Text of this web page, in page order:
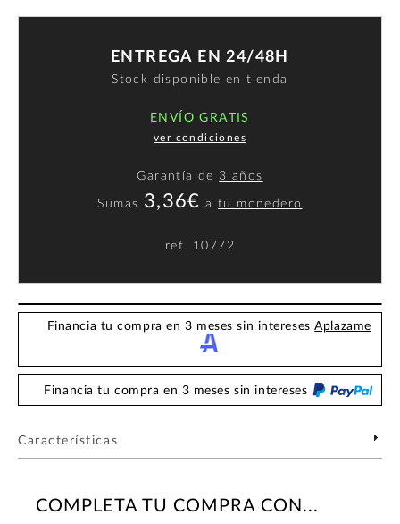
ENTREGA EN 24/48H
Stock disponible en tienda
ENVÍO GRATIS
ver condiciones
Garantía de 3 años
Sumas 3,36€ atu monedero
ref. 10772
Financia tu compra en 3 meses sin interesesAplazame
Financia tu compra en 3 meses sin intereses
Características
COMPLETA TU COMPRA CON...